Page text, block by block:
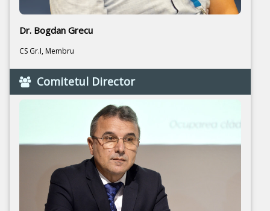
Dr. Bogdan Grecu
CS Gr.I, Membru
Comitetul Director